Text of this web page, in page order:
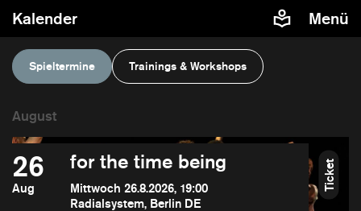
Kalender Menü
Spieltermine Trainings & Workshops
26
Aug
for the time being
Mittwoch 26.8.2026, 19:00
Radialsystem, Berlin DE
Ticket